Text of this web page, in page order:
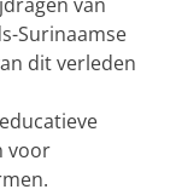
van
Surinaamse
dit verleden
voor